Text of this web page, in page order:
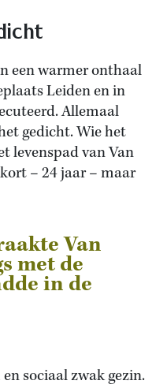
een warmer onthaal
Leiden en in
Allemaal
gedicht. Wie het
levenspad van Van
– 24 jaar – maar
Van
met de
in de
sociaal zwak gezin.